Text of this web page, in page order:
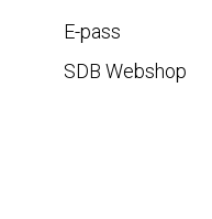
E-pass
SDB Webshop